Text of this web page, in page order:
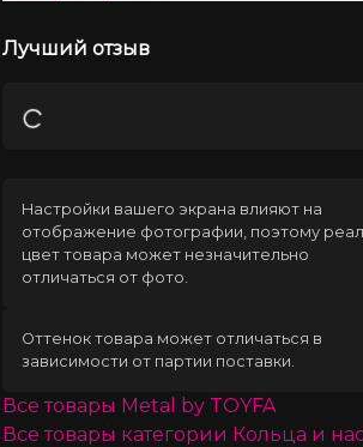
Лучший отзыв
Загрузка
Настройки вашего экрана влияют на
отображение фотографии, поэтому
цвет товара может незначительно
отличаться от фото.
Оттенок товара может отличаться в
зависимости от партии поставки.
Все товары Metal by TOYFA
Все товары категории Кольца и